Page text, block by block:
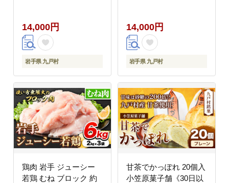
ifn_fjcybrmm_30d_23_14000_4kg-
--
14,000円
岩手県 九戸村
--
14,000円
岩手県 九戸村
鶏肉 岩手 ジューシー
若鶏 むね ブロック 約
甘茶でかっぽれ 20個入
小笠原菓子舗《30日以